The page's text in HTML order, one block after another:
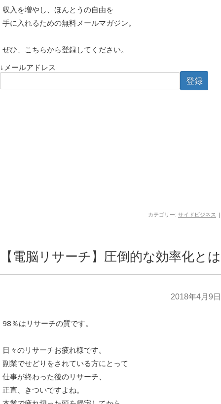
収入を増やし、ほんとうの自由を
手に入れるための無料メールマガジン。
ぜひ、こちらから登録してください。
↓メールアドレス
カテゴリー: サイドビジネス |
【電脳リサーチ】圧倒的な効率化とは
2018年4月9日
98％はリサーチの質です。
日々のリサーチお疲れ様です。
副業でせどりをされている方にとって
仕事が終わった後のリサーチ、
正直、きついですよね。